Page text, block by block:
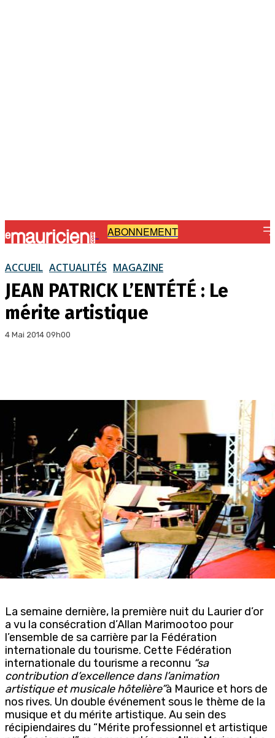
- ABONNEMENT
ACCUEIL ACTUALITÉS MAGAZINE
JEAN PATRICK L’ENTÉTÉ : Le
mérite artistique
4 Mai 2014 09h00
La semaine dernière, la première nuit du Laurier d’or
a vu la consécration d’Allan Marimootoo pour
l’ensemble de sa carrière par la Fédération
internationale du tourisme. Cette Fédération
internationale du tourisme a reconnu “sa
contribution d’excellence dans l’animation
artistique et musicale hôtelière”à Maurice et hors de
nos rives. Un double événement sous le thème de la
musique et du mérite artistique. Au sein des
récipiendaires du “Mérite professionnel et artistique